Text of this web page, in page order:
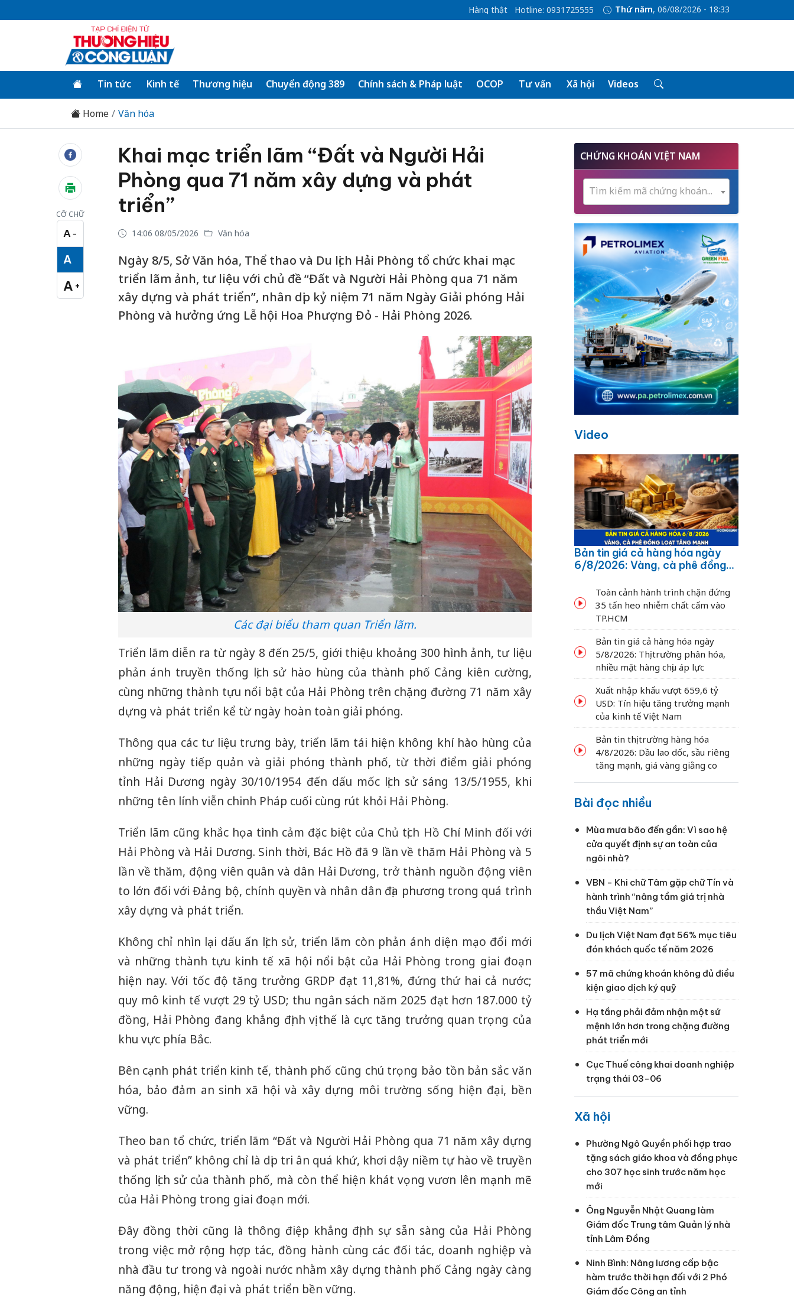
Hàng thật Hotline: 0931725555 Thứ năm, 06/08/2026 - 18:33
Tin tức Kinh tế Thương hiệu Chuyển động 389 Chính sách & Pháp luật OCOP Tư vấn Xã hội Videos
Home Văn hóa
CỠ CHỮ
A −
Cỡ chữ nhỏ
A
Cỡ chữ vừa
A +
Cỡ chữ lớn
Khai mạc triển lãm “Đất và Người Hải
Phòng qua 71 năm xây dựng và phát
triển”
14:06 08/05/2026 Văn hóa
Ngày 8/5, Sở Văn hóa, Thể thao và Du lịch Hải Phòng tổ chức khai mạc
triển lãm ảnh, tư liệu với chủ đề “Đất và Người Hải Phòng qua 71 năm
xây dựng và phát triển”, nhân dịp kỷ niệm 71 năm Ngày Giải phóng Hải
Phòng và hưởng ứng Lễ hội Hoa Phượng Đỏ - Hải Phòng 2026.
Các đại biểu tham quan Triển lãm.
Triển lãm diễn ra từ ngày 8 đến 25/5, giới thiệu khoảng 300 hình ảnh, tư liệu
phản ánh truyền thống lịch sử hào hùng của thành phố Cảng kiên cường,
cùng những thành tựu nổi bật của Hải Phòng trên chặng đường 71 năm xây
dựng và phát triển kể từ ngày hoàn toàn giải phóng.
Thông qua các tư liệu trưng bày, triển lãm tái hiện không khí hào hùng của
những ngày tiếp quản và giải phóng thành phố, từ thời điểm giải phóng
tỉnh Hải Dương ngày 30/10/1954 đến dấu mốc lịch sử sáng 13/5/1955, khi
những tên lính viễn chinh Pháp cuối cùng rút khỏi Hải Phòng.
Triển lãm cũng khắc họa tình cảm đặc biệt của Chủ tịch Hồ Chí Minh đối với
Hải Phòng và Hải Dương. Sinh thời, Bác Hồ đã 9 lần về thăm Hải Phòng và 5
lần về thăm, động viên quân và dân Hải Dương, trở thành nguồn động viên
to lớn đối với Đảng bộ, chính quyền và nhân dân địa phương trong quá trình
xây dựng và phát triển.
Không chỉ nhìn lại dấu ấn lịch sử, triển lãm còn phản ánh diện mạo đổi mới
và những thành tựu kinh tế xã hội nổi bật của Hải Phòng trong giai đoạn
hiện nay. Với tốc độ tăng trưởng GRDP đạt 11,81%, đứng thứ hai cả nước;
quy mô kinh tế vượt 29 tỷ USD; thu ngân sách năm 2025 đạt hơn 187.000 tỷ
đồng, Hải Phòng đang khẳng định vị thế là cực tăng trưởng quan trọng của
khu vực phía Bắc.
Bên cạnh phát triển kinh tế, thành phố cũng chú trọng bảo tồn bản sắc văn
hóa, bảo đảm an sinh xã hội và xây dựng môi trường sống hiện đại, bền
vững.
Theo ban tổ chức, triển lãm “Đất và Người Hải Phòng qua 71 năm xây dựng
và phát triển” không chỉ là dịp tri ân quá khứ, khơi dậy niềm tự hào về truyền
thống lịch sử của thành phố, mà còn thể hiện khát vọng vươn lên mạnh mẽ
của Hải Phòng trong giai đoạn mới.
Đây đồng thời cũng là thông điệp khẳng định sự sẵn sàng của Hải Phòng
trong việc mở rộng hợp tác, đồng hành cùng các đối tác, doanh nghiệp và
nhà đầu tư trong và ngoài nước nhằm xây dựng thành phố Cảng ngày càng
năng động, hiện đại và phát triển bền vững.
CHỨNG KHOÁN VIỆT NAM
Tìm kiếm mã chứng khoán...
Video
Bản tin giá cả hàng hóa ngày
6/8/2026: Vàng, cà phê đồng
Toàn cảnh hành trình chặn đứng
35 tấn heo nhiễm chất cấm vào
TP.HCM
Bản tin giá cả hàng hóa ngày
5/8/2026: Thị trường phân hóa,
nhiều mặt hàng chịu áp lực
Xuất nhập khẩu vượt 659,6 tỷ
USD: Tín hiệu tăng trưởng mạnh
của kinh tế Việt Nam
Bản tin thị trường hàng hóa
4/8/2026: Dầu lao dốc, sầu riêng
tăng mạnh, giá vàng giằng co
Bài đọc nhiều
Mùa mưa bão đến gần: Vì sao hệ
cửa quyết định sự an toàn của
ngôi nhà?
VBN - Khi chữ Tâm gặp chữ Tín và
hành trình “nâng tầm giá trị nhà
thầu Việt Nam”
Du lịch Việt Nam đạt 56% mục tiêu
đón khách quốc tế năm 2026
57 mã chứng khoán không đủ điều
kiện giao dịch ký quỹ
Hạ tầng phải đảm nhận một sứ
mệnh lớn hơn trong chặng đường
phát triển mới
Cục Thuế công khai doanh nghiệp
trạng thái 03-06
Xã hội
Phường Ngô Quyền phối hợp trao
tặng sách giáo khoa và đồng phục
cho 307 học sinh trước năm học
mới
Ông Nguyễn Nhật Quang làm
Giám đốc Trung tâm Quản lý nhà
tỉnh Lâm Đồng
Ninh Bình: Nâng lương cấp bậc
hàm trước thời hạn đối với 2 Phó
Giám đốc Công an tỉnh